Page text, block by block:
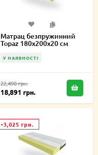
Матрац безпружинний
Topaz 180х200х20 см
У НАЯВНОСТІ
22,490 грн.
18,891 грн.
-3,025 грн.